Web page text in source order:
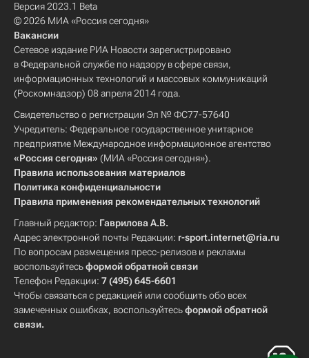
Версия 2023.1 Beta
© 2026 МИА «Россия сегодня»
Вакансии
Сетевое издание РИА Новости зарегистрировано
в Федеральной службе по надзору в сфере связи,
информационных технологий и массовых коммуникаций
(Роскомнадзор) 08 апреля 2014 года.
Свидетельство о регистрации Эл № ФС77-57640
Учредитель: Федеральное государственное унитарное
предприятие Международное информационное агентство
«Россия сегодня» (МИА «Россия сегодня»).
Правила использования материалов
Политика конфиденциальности
Правила применения рекомендательных технологий
Главный редактор: Гаврилова А.В.
Адрес электронной почты Редакции: r-sport.internet@ria.ru
По вопросам размещения пресс-релизов и рекламы
воспользуйтесьформой обратной связи
Телефон Редакции: 7 (495) 645-6601
Чтобы связаться с редакцией или сообщить обо всех
замеченных ошибках, воспользуйтесьформой обратной
связи.